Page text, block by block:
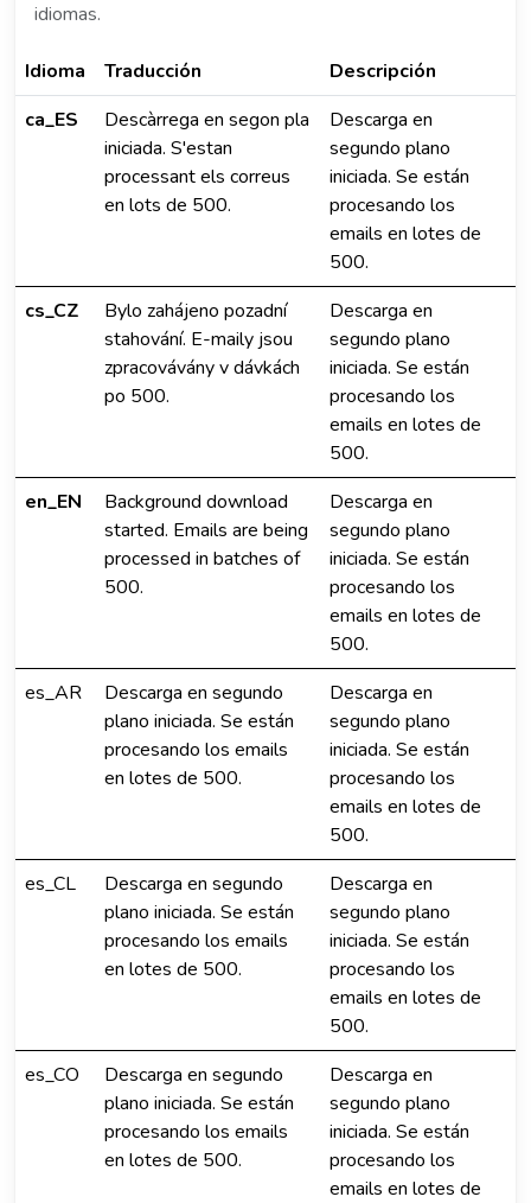
idiomas.
Idioma Traducción
Descripción
ca_ES
Descàrrega en segon pla
iniciada. S'estan
processant els correus
en lots de 500.
Descarga en
segundo plano
iniciada. Se están
procesando los
emails en lotes de
500.
cs_CZ
Bylo zahájeno pozadní
stahování. E-maily jsou
zpracovávány v dávkách
po 500.
Descarga en
segundo plano
iniciada. Se están
procesando los
emails en lotes de
500.
en_EN
Background download
started. Emails are being
processed in batches of
500.
Descarga en
segundo plano
iniciada. Se están
procesando los
emails en lotes de
500.
es_AR
Descarga en segundo
plano iniciada. Se están
procesando los emails
en lotes de 500.
Descarga en
segundo plano
iniciada. Se están
procesando los
emails en lotes de
500.
es_CL
Descarga en segundo
plano iniciada. Se están
procesando los emails
en lotes de 500.
Descarga en
segundo plano
iniciada. Se están
procesando los
emails en lotes de
500.
es_CO
Descarga en segundo
plano iniciada. Se están
procesando los emails
en lotes de 500.
Descarga en
segundo plano
iniciada. Se están
procesando los
emails en lotes de